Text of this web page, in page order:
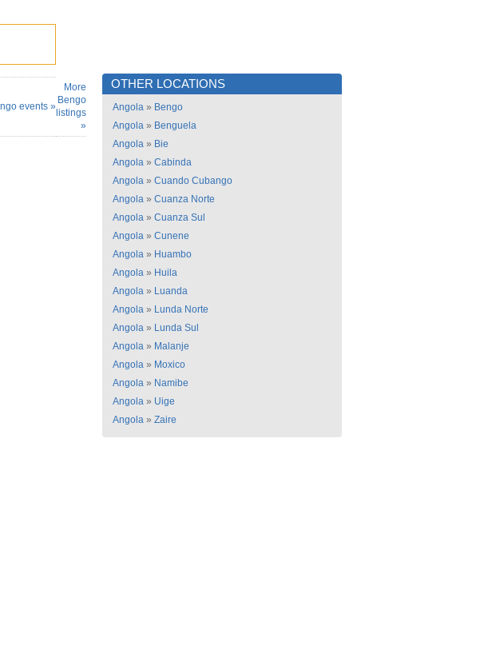
events »
More
Bengo
listings
»
OTHER LOCATIONS
Angola » Bengo
Angola » Benguela
Angola » Bie
Angola » Cabinda
Angola » Cuando Cubango
Angola » Cuanza Norte
Angola » Cuanza Sul
Angola » Cunene
Angola » Huambo
Angola » Huila
Angola » Luanda
Angola » Lunda Norte
Angola » Lunda Sul
Angola » Malanje
Angola » Moxico
Angola » Namibe
Angola » Uige
Angola » Zaire